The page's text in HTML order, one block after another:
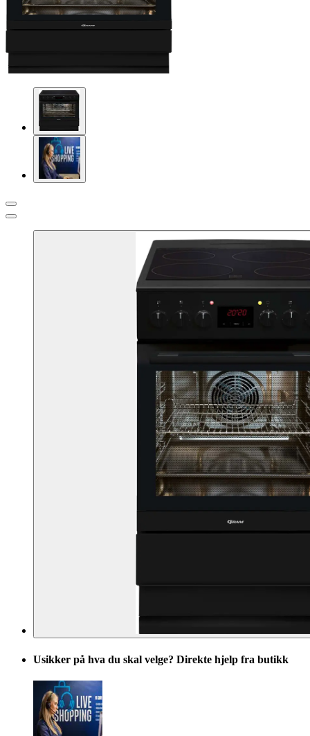
Usikker på hva du skal velge? Direkte hjelp fra butikk